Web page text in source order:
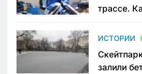
трассе.
ИСТОРИИ
залили